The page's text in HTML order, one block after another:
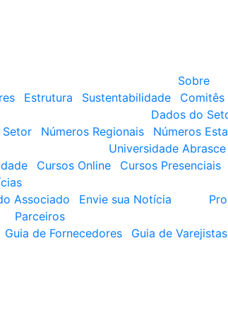
Sobre
Estrutura Sustentabilidade Comitês
Dados do
Números Regionais Números
Universidade Abrasce
Cursos Online Cursos Presenciais
Associado Envie sua Notícia
Parceiros
Guia de Fornecedores Guia de Varejistas